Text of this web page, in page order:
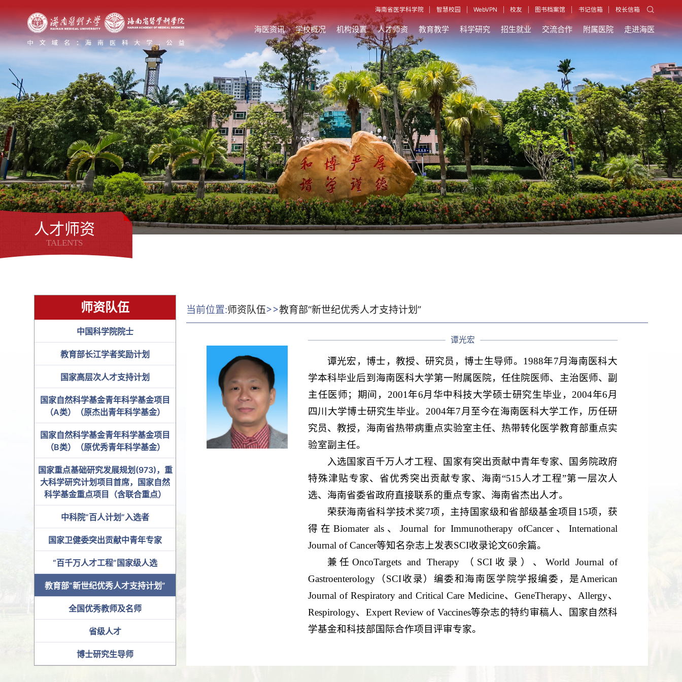
海南省医学科学院 智慧校园 WebVPN 校友 图书档案馆 书记信箱 校长信箱
海医资讯 学校概况 机构设置 人才师资 教育教学 科学研究 招生就业 交流合作 附属医院 走进海医
人才师资
TALENTS
师资队伍
中国科学院院士
教育部长江学者奖励计划
国家高层次人才支持计划
国家自然科学基金青年科学基金项目
（A类）（原杰出青年科学基金）
国家自然科学基金青年科学基金项目
（B类）（原优秀青年科学基金）
国家重点基础研究发展规划(973)，重
大科学研究计划项目首席，国家自然
科学基金重点项目（含联合重点）
中科院“百人计划”入选者
国家卫健委突出贡献中青年专家
“百千万人才工程”国家级人选
教育部“新世纪优秀人才支持计划”
全国优秀教师及名师
省级人才
博士研究生导师
当前位置:师资队伍>>教育部“新世纪优秀人才支持计划”
谭光宏
谭光宏，博士，教授、研究员，博士生导师。1988年7月海南医科大
学本科毕业后到海南医科大学第一附属医院，任住院医师、主治医师、副
主任医师；期间，2001年6月华中科技大学硕士研究生毕业，2004年6月
四川大学博士研究生毕业。2004年7月至今在海南医科大学工作，历任研
究员、教授，海南省热带病重点实验室主任、热带转化医学教育部重点实
验室副主任。
入选国家百千万人才工程、国家有突出贡献中青年专家、国务院政府
特殊津贴专家、省优秀突出贡献专家、海南“515人才工程”第一层次人
选、海南省委省政府直接联系的重点专家、海南省杰出人才。
荣获海南省科学技术奖7项，主持国家级和省部级基金项目15项，获
得在Biomater als、Journal for Immunotherapy ofCancer、International
Journal of Cancer等知名杂志上发表SCI收录论文60余篇。
兼任OncoTargets and Therapy （SCI收录）、World Journal of
Gastroenterology（SCI收录）编委和海南医学院学报编委，是American
Journal of Respiratory and Critical Care Medicine、GeneTherapy、Allergy、
Respirology、Expert Review of Vaccines等杂志的特约审稿人、国家自然科
学基金和科技部国际合作项目评审专家。